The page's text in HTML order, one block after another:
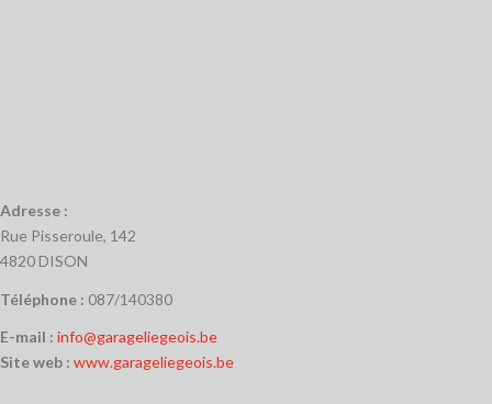
Adresse :
Rue Pisseroule, 142
4820 DISON
Téléphone : 087/140380
E-mail : info@garageliegeois.be
Site web : www.garageliegeois.be